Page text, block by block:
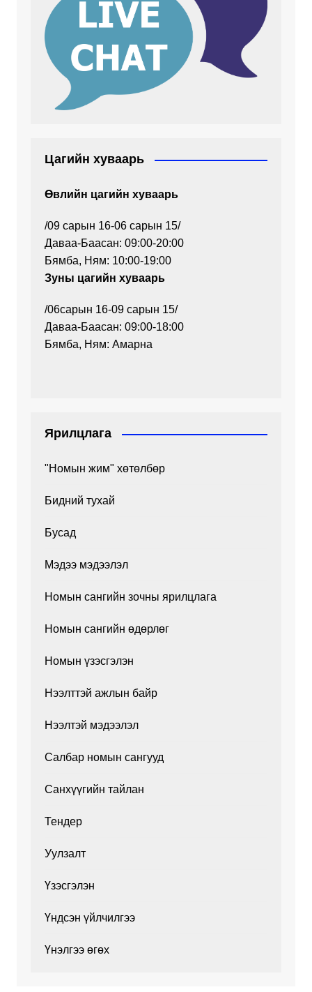
Цагийн хуваарь
Өвлийн цагийн хуваарь
/09 сарын 16-06 сарын 15/
Даваа-Баасан: 09:00-20:00
Бямба, Ням: 10:00-19:00
Зуны цагийн хуваарь
/06сарын 16-09 сарын 15/
Даваа-Баасан: 09:00-18:00
Бямба, Ням: Амарна
Ярилцлага
"Номын жим" хөтөлбөр
Бидний тухай
Бусад
Мэдээ мэдээлэл
Номын сангийн зочны ярилцлага
Номын сангийн өдөрлөг
Номын үзэсгэлэн
Нээлттэй ажлын байр
Нээлтэй мэдээлэл
Салбар номын сангууд
Санхүүгийн тайлан
Тендер
Уулзалт
Үзэсгэлэн
Үндсэн үйлчилгээ
Үнэлгээ өгөх